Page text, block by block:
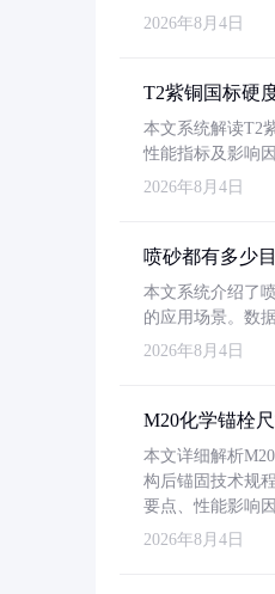
2026年8月4日
T2紫铜国标硬
本文系统解读T2
性能指标及影响
2026年8月4日
喷砂都有多少目
本文系统介绍了
的应用场景。数
2026年8月4日
M20化学锚栓
本文详细解析
构后锚固技术规
要点、性能影响
2026年8月4日